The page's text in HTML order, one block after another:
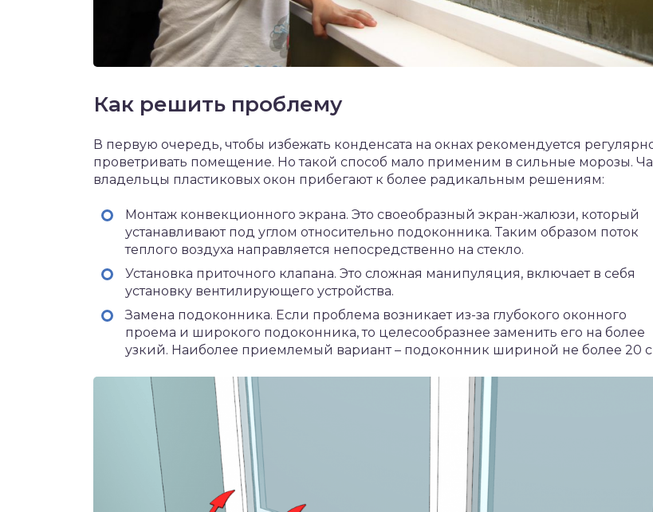
Как решить проблему
В первую очередь, чтобы избежать конденсата на окнах рекомендуется
проветривать помещение. Но такой способ мало применим в сильные морозы.
владельцы пластиковых окон прибегают к более радикальным решениям:
Монтаж конвекционного экрана. Это своеобразный экран-жалюзи, который
устанавливают под углом относительно подоконника. Таким образом поток
теплого воздуха направляется непосредственно на стекло.
Установка приточного клапана. Это сложная манипуляция, включает в себя
установку вентилирующего устройства.
Замена подоконника. Если проблема возникает из-за глубокого оконного
проема и широкого подоконника, то целесообразнее заменить его на более
узкий. Наиболее приемлемый вариант – подоконник шириной не более 20